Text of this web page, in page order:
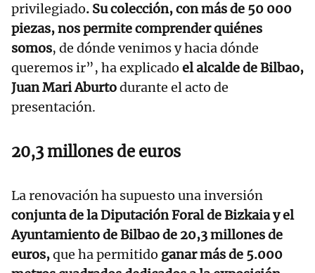
privilegiado. Su colección, con más de 50 000
piezas, nos permite comprender quiénes
somos, de dónde venimos y hacia dónde
queremos ir”, ha explicado el alcalde de Bilbao,
Juan Mari Aburtodurante el acto de
presentación.
20,3 millones de euros
La renovación ha supuesto una inversión
conjunta de la Diputación Foral de Bizkaia y el
Ayuntamiento de Bilbao de 20,3 millones de
euros,que ha permitido ganar más de 5.000